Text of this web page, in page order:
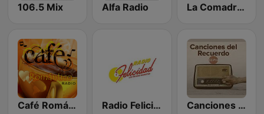
106.5 Mix Alfa Radio La Comadre 1260 AM
Café Romántico Radio Radio Felicidad 1180 AM Canciones del Recuerdo DJec